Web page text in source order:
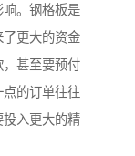
。钢格板是
更大的资金
甚至要预付
的订单往往
入更大的精